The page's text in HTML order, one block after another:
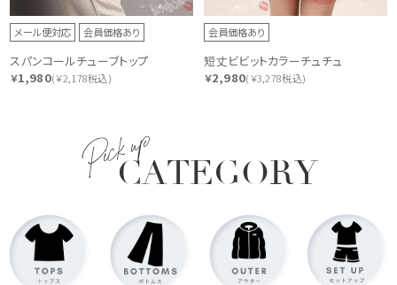
メール便対応 会員価格あり
スパンコールチューブトップ
￥1,980(￥2,178税込)
会員価格あり
短丈ビビットカラーチュチュ
￥2,980(￥3,278税込)
Pick upCATEGORY